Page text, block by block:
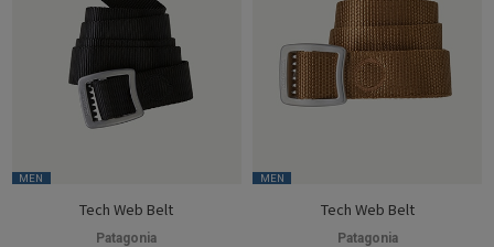
MEN
Tech Web Belt
Patagonia
MEN
Tech Web Belt
Patagonia